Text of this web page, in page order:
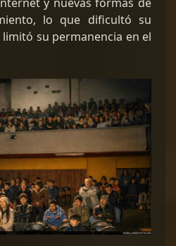
lo que dificultó su
su permanencia en el